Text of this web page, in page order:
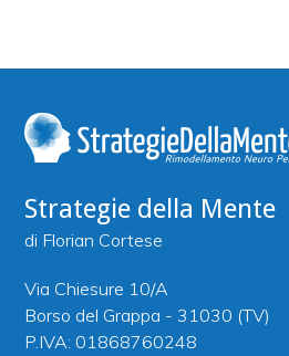
Strategie della Mente
di Florian Cortese
Via Chiesure 10/A
Borso del Grappa - 31030 (TV)
P.IVA: 01868760248